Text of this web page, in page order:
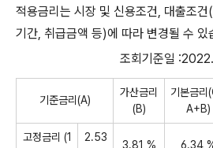
적용금리는 시장 및 신용조건, 대출조
기간, 취급금액 등)에 따라 변경될 수 있
조회기준일
기준금리(A)
가산금리
(B)
기본금리
A+B)
고정금리 (1
2.53
3.81 % 6.34